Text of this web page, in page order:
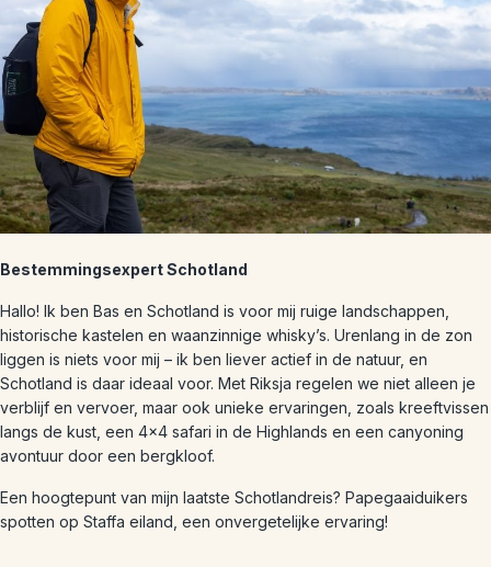
Bestemmingsexpert Schotland
Hallo! Ik ben Bas en Schotland is voor mij ruige landschappen,
historische kastelen en waanzinnige whisky’s. Urenlang in de zon
liggen is niets voor mij – ik ben liever actief in de natuur, en
Schotland is daar ideaal voor. Met Riksja regelen we niet alleen je
verblijf en vervoer, maar ook unieke ervaringen, zoals kreeftvissen
langs de kust, een 4×4 safari in de Highlands en een canyoning
avontuur door een bergkloof.
Een hoogtepunt van mijn laatste Schotlandreis? Papegaaiduikers
spotten op Staffa eiland, een onvergetelijke ervaring!